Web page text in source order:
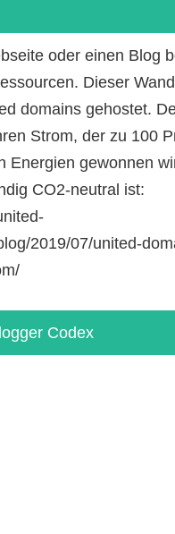
oder einen Blog
Dieser
domains gehostet.
Strom, der zu 100
Energien gewonnen
CO2-neutral ist:
2019/07/united-
Codex